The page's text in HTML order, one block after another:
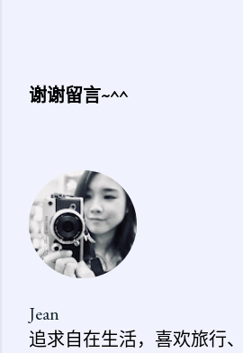
论
谢谢留言~^^
Jean
追求自在生活，喜欢旅行